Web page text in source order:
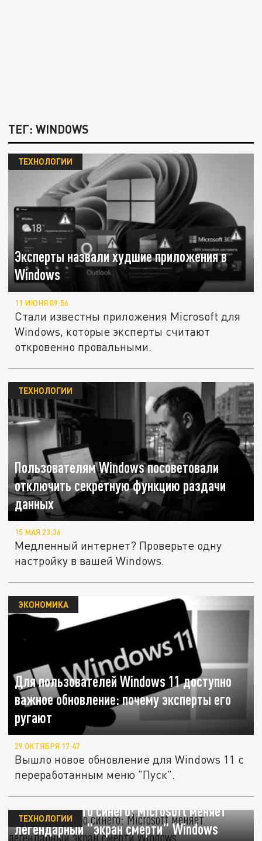
ТЕГ: WINDOWS
Эксперты назвали худшие приложения в
Windows
ТЕХНОЛОГИИ
11 ИЮНЯ 09:56
Стали известны приложения Microsoft для
Windows, которые эксперты считают
откровенно провальными.
Пользователям Windows посоветовали
отключить секретную функцию раздачи
данных
ТЕХНОЛОГИИ
15 МАЯ 23:36
Медленный интернет? Проверьте одну
настройку в вашей Windows.
Для пользователей Windows 11 доступно
важное обновление: почему эксперты его
ругают
ЭКОНОМИКА
29 ОКТЯБРЯ 17:47
Вышло новое обновление для Windows 11 с
переработанным меню "Пуск".
Чёрный вместо синего: Microsoft меняет
легендарный "экран смерти" Windows
ТЕХНОЛОГИИ